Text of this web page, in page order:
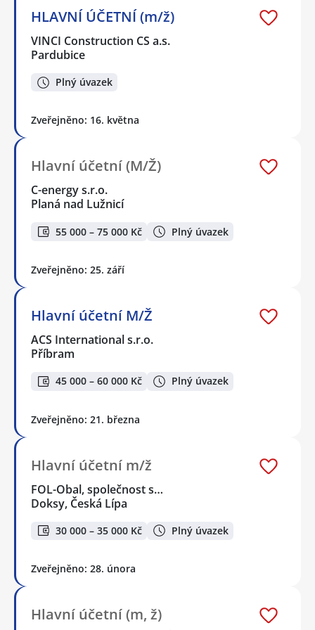
HLAVNÍ ÚČETNÍ (m/ž)
VINCI Construction CS a.s.
Pardubice
Plný úvazek
Zveřejněno: 16. května
Hlavní účetní (M/Ž)
C-energy s.r.o.
Planá nad Lužnicí
55 000 – 75 000 Kč Plný úvazek
Zveřejněno: 25. září
Hlavní účetní M/Ž
ACS International s.r.o.
Příbram
45 000 – 60 000 Kč Plný úvazek
Zveřejněno: 21. března
Hlavní účetní m/ž
FOL-Obal, společnost s…
Doksy, Česká Lípa
30 000 – 35 000 Kč Plný úvazek
Zveřejněno: 28. února
Hlavní účetní (m, ž)